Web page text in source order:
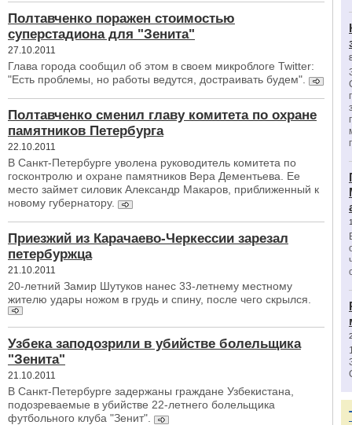
Полтавченко поражен стоимостью
суперстадиона для "Зенита"
27.10.2011
Глава города сообщил об этом в своем микроблоге Twitter:
"Есть проблемы, но работы ведутся, достраивать будем".
Полтавченко сменил главу комитета по охране
памятников Петербурга
22.10.2011
В Санкт-Петербурге уволена руководитель комитета по
госконтролю и охране памятников Вера Дементьева. Ее
место займет силовик Александр Макаров, приближенный к
новому губернатору.
Приезжий из Карачаево-Черкессии зарезал
петербуржца
21.10.2011
20-летний Замир Шутуков нанес 33-летнему местному
жителю удары ножом в грудь и спину, после чего скрылся.
Узбека заподозрили в убийстве болельщика
"Зенита"
21.10.2011
В Санкт-Петербурге задержаны граждане Узбекистана,
подозреваемые в убийстве 22-летнего болельщика
футбольного клуба "Зенит".